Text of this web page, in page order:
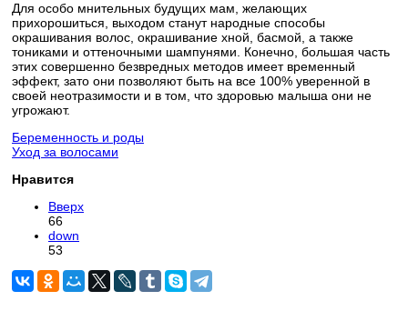
Для особо мнительных будущих мам, желающих
прихорошиться, выходом станут народные способы
окрашивания волос, окрашивание хной, басмой, а также
тониками и оттеночными шампунями. Конечно, большая часть
этих совершенно безвредных методов имеет временный
эффект, зато они позволяют быть на все 100% уверенной в
своей неотразимости и в том, что здоровью малыша они не
угрожают.
Беременность и роды
Уход за волосами
Нравится
Вверх
66
down
53